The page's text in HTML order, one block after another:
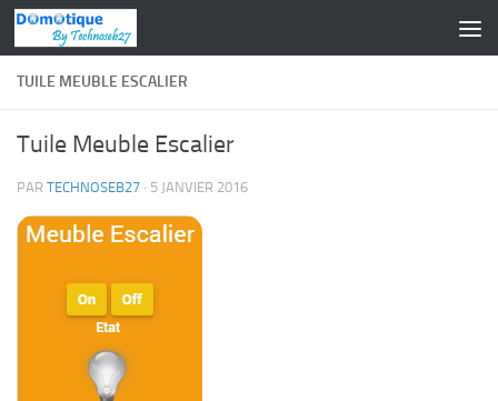
Skip to content
TUILE MEUBLE ESCALIER
Tuile Meuble Escalier
PAR TECHNOSEB27 · 5 JANVIER 2016